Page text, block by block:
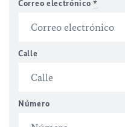
Correo electrónico*
Calle
Número